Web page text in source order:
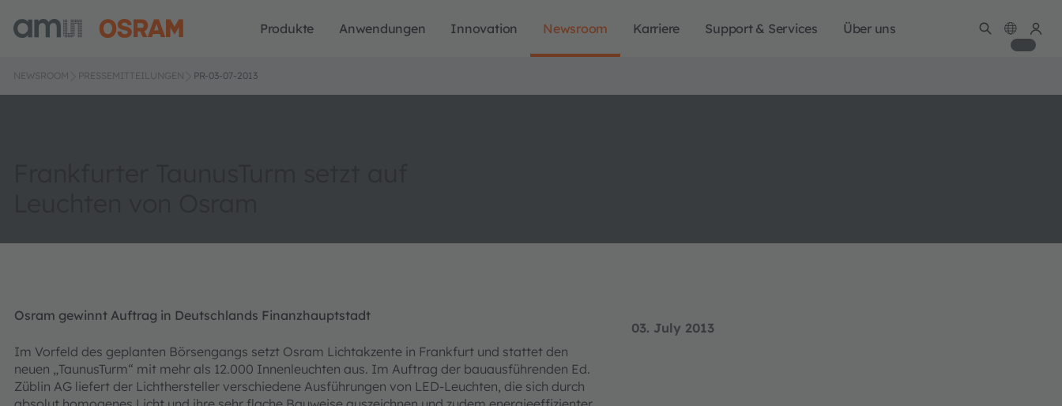
Produkte Anwendungen Innovation Newsroom Karriere Support & Services Über uns
NEWSROOM PRESSEMITTEILUNGEN PR-03-07-2013
03. July 2013
Osram gewinnt Auftrag in Deutschlands Finanzhauptstadt
Im Vorfeld des geplanten Börsengangs setzt Osram Lichtakzente in Frankfurt und stattet den
neuen „TaunusTurm“ mit mehr als 12.000 Innenleuchten aus. Im Auftrag der bauausführenden Ed.
Züblin AG liefert der Lichthersteller verschiedene Ausführungen von LED-Leuchten, die sich durch